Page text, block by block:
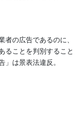
の広告であるのに、
ることを判別すること
は景表法違反。